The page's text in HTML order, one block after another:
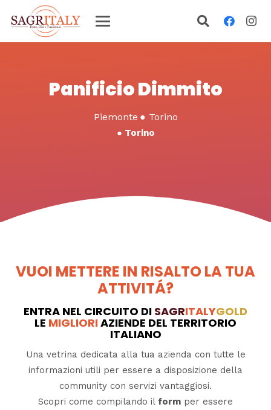
Panificio Dimmito
Piemonte ● Torino
● Torino
VUOI METTERE IN RISALTO LA TUA
ATTIVITÁ?
ENTRA NEL CIRCUITO DI SAGRITALYGOLD
LE MIGLIORIAZIENDE DEL TERRITORIO
ITALIANO
Una vetrina dedicata alla tua azienda con tutte le
informazioni utili per essere a disposizione della
community con servizi vantaggiosi.
Scopri come compilando il form per essere